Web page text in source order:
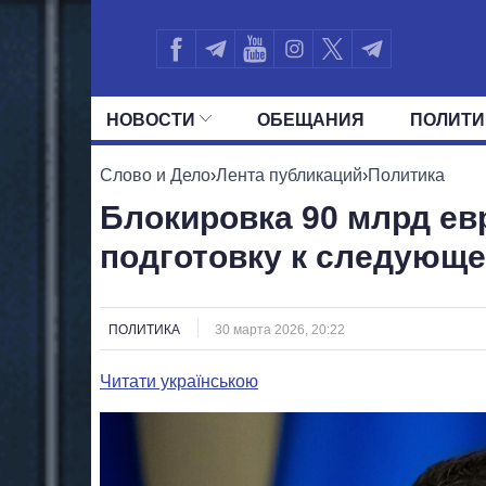
НОВОСТИ ОБЕЩАНИЯ
ВСЕ ПОЛИТИКИ ПРЕЗИДЕНТ И
Слово и Дело›Лента публикаций›Политика
Блокировка 90 млрд
подготовку к
ПОЛИТИКА 30 марта 2026, 20:22
Читати українською